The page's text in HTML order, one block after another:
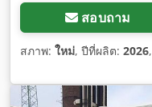
สอบถาม
สภาพ: ใหม่, ปีที่ผลิต: 2026,